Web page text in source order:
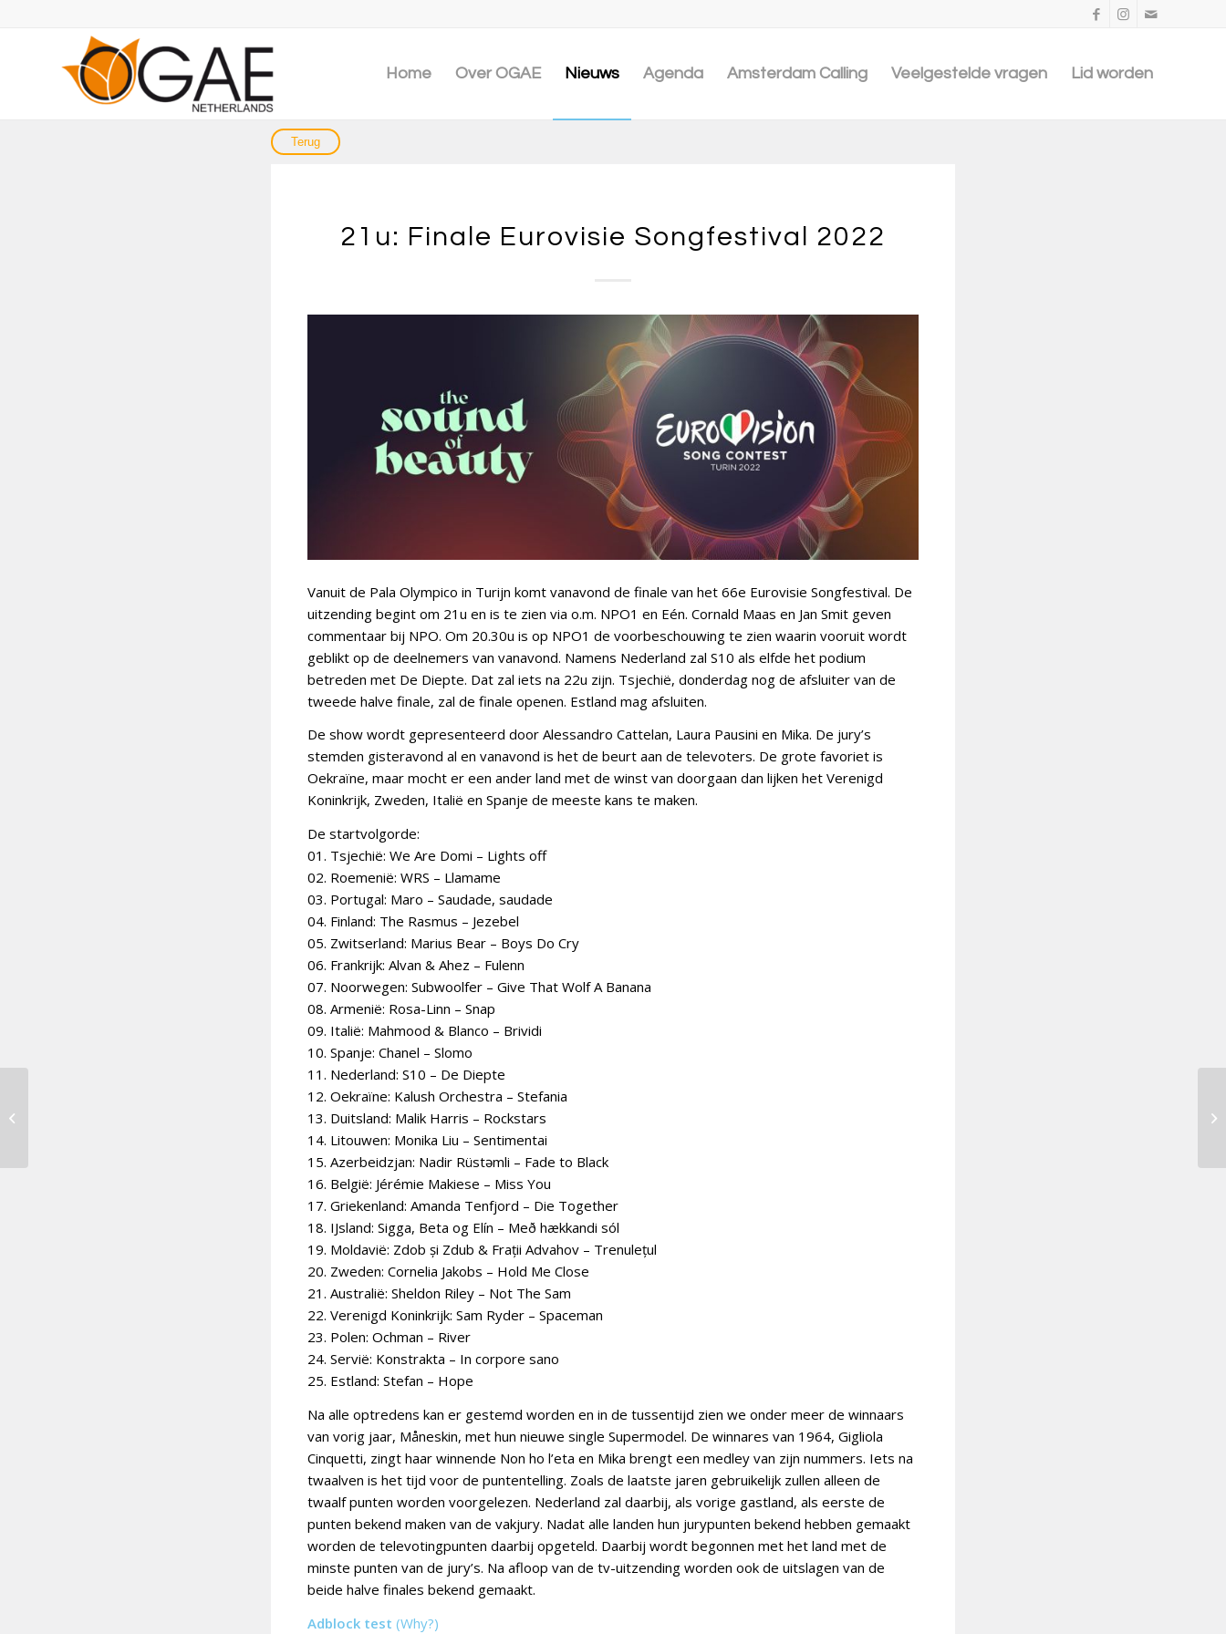
Home Over OGAE Nieuws Agenda Amsterdam Calling Veelgestelde vragen Lid worden
21u: Finale Eurovisie Songfestival 2022
Vanuit de Pala Olympico in Turijn komt vanavond de finale van het 66e Eurovisie Songfestival. De
uitzending begint om 21u en is te zien via o.m. NPO1 en Eén. Cornald Maas en Jan Smit geven
commentaar bij NPO. Om 20.30u is op NPO1 de voorbeschouwing te zien waarin vooruit wordt
geblikt op de deelnemers van vanavond. Namens Nederland zal S10 als elfde het podium
betreden met De Diepte. Dat zal iets na 22u zijn. Tsjechië, donderdag nog de afsluiter van de
tweede halve finale, zal de finale openen. Estland mag afsluiten.
De show wordt gepresenteerd door Alessandro Cattelan, Laura Pausini en Mika. De jury’s
stemden gisteravond al en vanavond is het de beurt aan de televoters. De grote favoriet is
Oekraïne, maar mocht er een ander land met de winst van doorgaan dan lijken het Verenigd
Koninkrijk, Zweden, Italië en Spanje de meeste kans te maken.
De startvolgorde:
01. Tsjechië: We Are Domi – Lights off
02. Roemenië: WRS – Llamame
03. Portugal: Maro – Saudade, saudade
04. Finland: The Rasmus – Jezebel
05. Zwitserland: Marius Bear – Boys Do Cry
06. Frankrijk: Alvan & Ahez – Fulenn
07. Noorwegen: Subwoolfer – Give That Wolf A Banana
08. Armenië: Rosa-Linn – Snap
09. Italië: Mahmood & Blanco – Brividi
10. Spanje: Chanel – Slomo
11. Nederland: S10 – De Diepte
12. Oekraïne: Kalush Orchestra – Stefania
13. Duitsland: Malik Harris – Rockstars
14. Litouwen: Monika Liu – Sentimentai
15. Azerbeidzjan: Nadir Rüstəmli – Fade to Black
16. België: Jérémie Makiese – Miss You
17. Griekenland: Amanda Tenfjord – Die Together
18. IJsland: Sigga, Beta og Elín – Með hækkandi sól
19. Moldavië: Zdob și Zdub & Frații Advahov – Trenulețul
20. Zweden: Cornelia Jakobs – Hold Me Close
21. Australië: Sheldon Riley – Not The Sam
22. Verenigd Koninkrijk: Sam Ryder – Spaceman
23. Polen: Ochman – River
24. Servië: Konstrakta – In corpore sano
25. Estland: Stefan – Hope
Na alle optredens kan er gestemd worden en in de tussentijd zien we onder meer de winnaars
van vorig jaar, Måneskin, met hun nieuwe single Supermodel. De winnares van 1964, Gigliola
Cinquetti, zingt haar winnende Non ho l’eta en Mika brengt een medley van zijn nummers. Iets na
twaalven is het tijd voor de puntentelling. Zoals de laatste jaren gebruikelijk zullen alleen de
twaalf punten worden voorgelezen. Nederland zal daarbij, als vorige gastland, als eerste de
punten bekend maken van de vakjury. Nadat alle landen hun jurypunten bekend hebben gemaakt
worden de televotingpunten daarbij opgeteld. Daarbij wordt begonnen met het land met de
minste punten van de jury’s. Na afloop van de tv-uitzending worden ook de uitslagen van de
beide halve finales bekend gemaakt.
Adblock test (Why?)